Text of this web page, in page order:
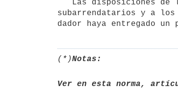
subarrendatarios y a
(*)Notas:
Ver en esta norma,